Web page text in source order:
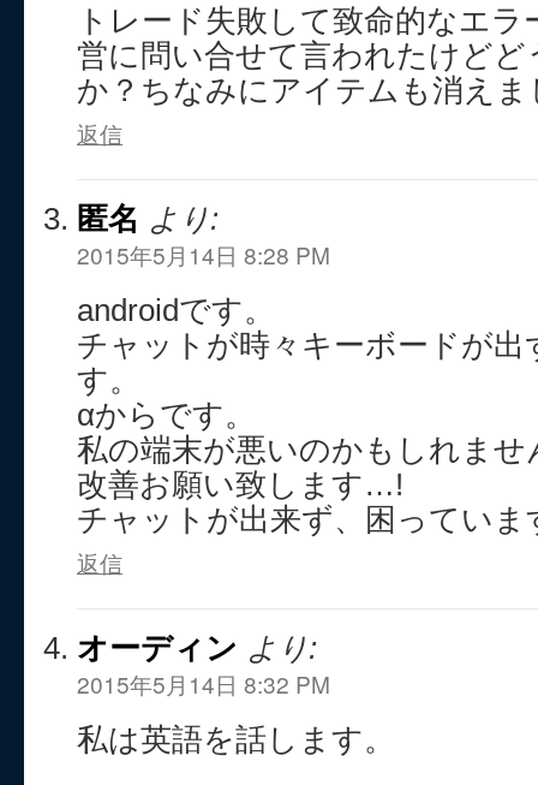
トレード失敗して致命的なエ
営に問い合せて言われたけど
か？ちなみにアイテムも消えま
返信
匿名 より:
2015年5月14日 8:28 PM
androidです。
チャットが時々キーボードが
す。
αからです。
私の端末が悪いのかもしれませ
改善お願い致します…!
チャットが出来ず、困っていま
返信
オーディン より:
2015年5月14日 8:32 PM
私は英語を話します。